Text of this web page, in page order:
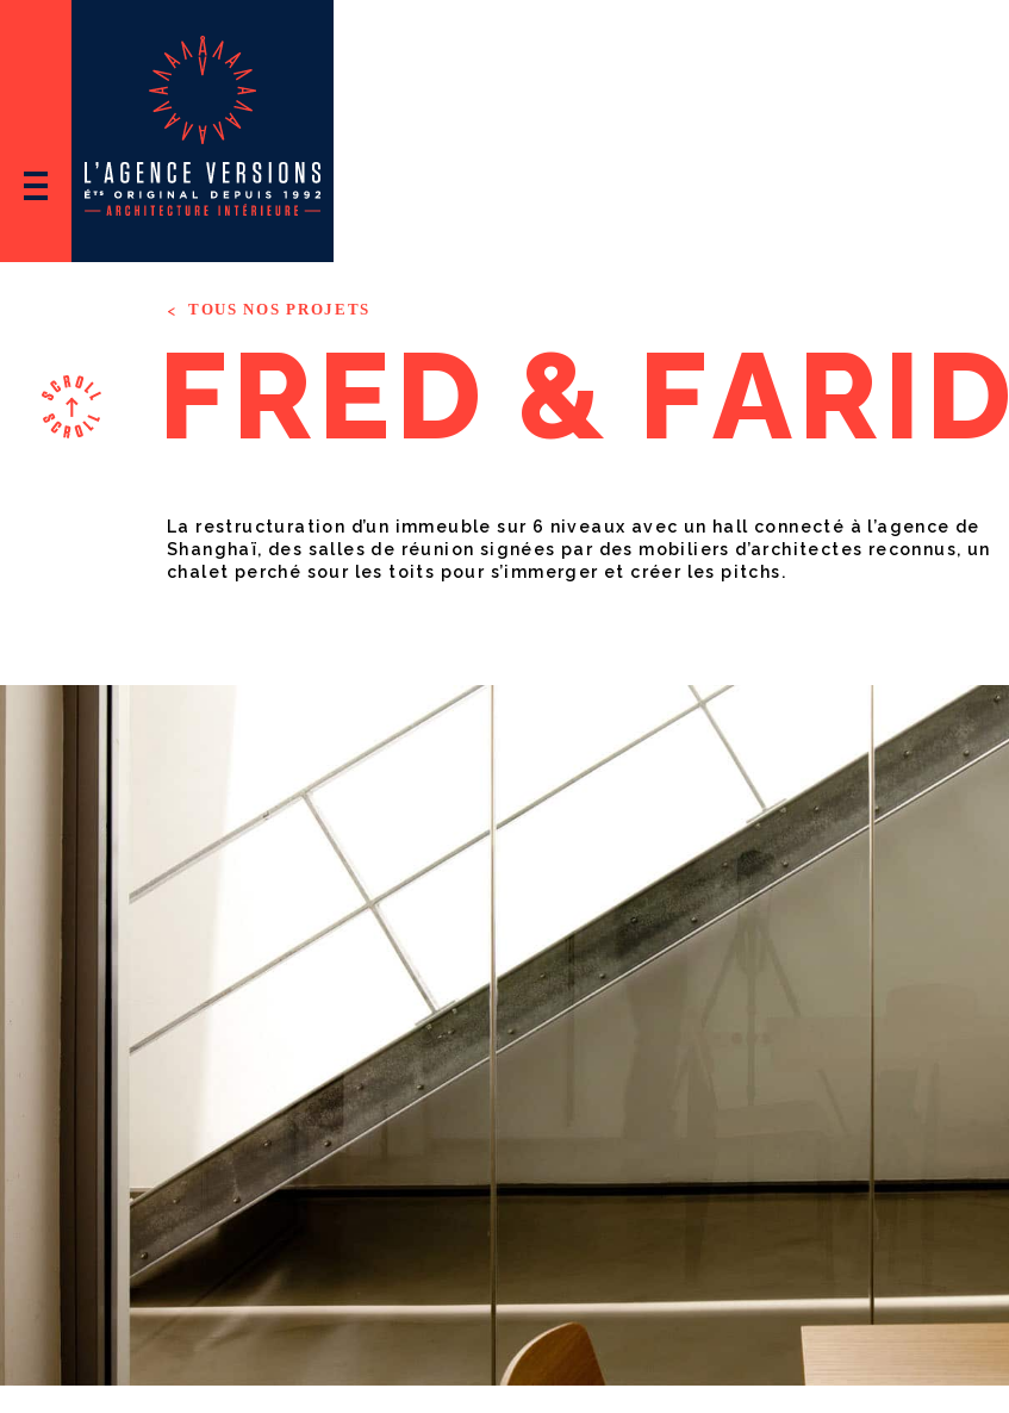
TOUS NOS PROJETS
FRED & FARID
La restructuration d’un immeuble sur 6 niveaux avec un hall connecté à l’agence de
Shanghaï, des salles de réunion signées par des mobiliers d’architectes reconnus, un
chalet perché sour les toits pour s’immerger et créer les pitchs.